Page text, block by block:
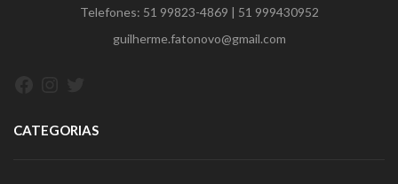
Telefones: 51 99823-4869 | 51 999430952
guilherme.fatonovo@gmail.com
CATEGORIAS